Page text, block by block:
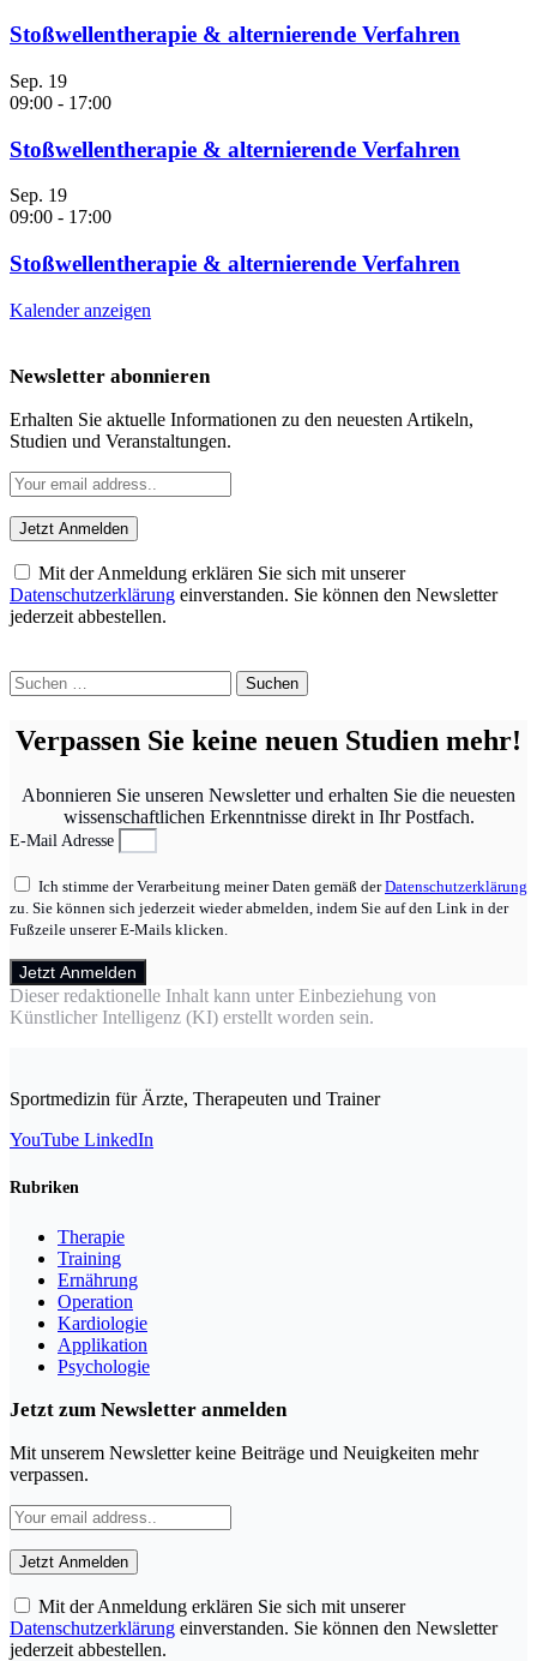
Stoßwellentherapie & alternierende Verfahren
Sep. 19
09:00 - 17:00
Stoßwellentherapie & alternierende Verfahren
Sep. 19
09:00 - 17:00
Stoßwellentherapie & alternierende Verfahren
Kalender anzeigen
Newsletter abonnieren
Erhalten Sie aktuelle Informationen zu den neuesten Artikeln,
Studien und Veranstaltungen.
Mit der Anmeldung erklären Sie sich mit unserer
Datenschutzerklärung einverstanden. Sie können den Newsletter
jederzeit abbestellen.
Suchen
nach:
Verpassen Sie keine neuen Studien mehr!
Abonnieren Sie unseren Newsletter und erhalten Sie die neuesten
wissenschaftlichen Erkenntnisse direkt in Ihr Postfach.
E-Mail Adresse
Ich stimme der Verarbeitung meiner Daten gemäß derDatenschutzerklärung
zu. Sie können sich jederzeit wieder abmelden, indem Sie auf den Link in der
Fußzeile unserer E-Mails klicken.
Jetzt Anmelden
Dieser redaktionelle Inhalt kann unter Einbeziehung von
Künstlicher Intelligenz (KI) erstellt worden sein.
Sportmedizin für Ärzte, Therapeuten und Trainer
YouTube LinkedIn
Rubriken
Therapie
Training
Ernährung
Operation
Kardiologie
Applikation
Psychologie
Jetzt zum Newsletter anmelden
Mit unserem Newsletter keine Beiträge und Neuigkeiten mehr
verpassen.
Mit der Anmeldung erklären Sie sich mit unserer
Datenschutzerklärung einverstanden. Sie können den Newsletter
jederzeit abbestellen.